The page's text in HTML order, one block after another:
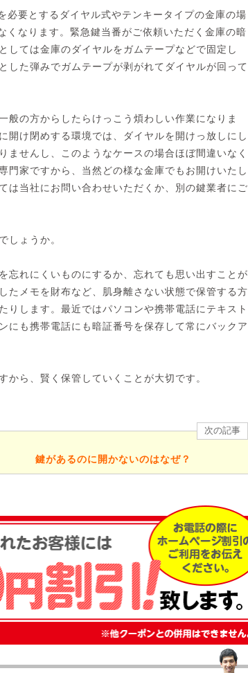
必要とするダイヤル式やテンキータイプの金庫の場
くなります。緊急鍵当番がご依頼いただく金庫の暗
しては金庫のダイヤルをガムテープなどで固定し
した弾みでガムテープが剥がれてダイヤルが回って
般の方からしたらけっこう煩わしい作業になりま
開け閉めする環境では、ダイヤルを開けっ放しにし
せんし、このようなケースの場合ほぼ間違いなく
門家ですから、当然どの様な金庫でもお開けいたし
は当社にお問い合わせいただくか、別の鍵業者にご
しょうか。
忘れにくいものにするか、忘れても思い出すことが
たメモを財布など、肌身離さない状態で保管する方
りします。最近ではパソコンや携帯電話にテキスト
にも携帯電話にも暗証番号を保存して常にバックア
から、賢く保管していくことが大切です。
次の記事
鍵があるのに開かないのはなぜ？